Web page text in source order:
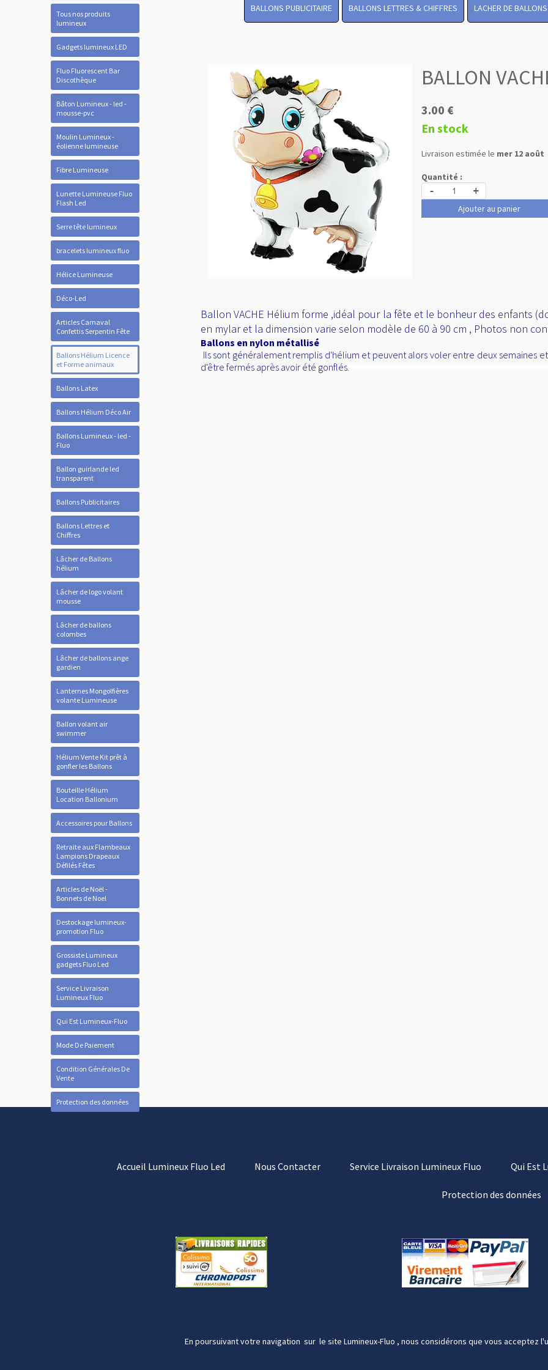
Tous nos produits
lumineux
Gadgets lumineux LED
Fluo Fluorescent Bar
Discothèque
Bâton Lumineux - led -
mousse-pvc
Moulin Lumineux -
éolienne lumineuse
Fibre Lumineuse
Lunette Lumineuse Fluo
Flash Led
Serre tête lumineux
bracelets lumineux fluo
Hélice Lumineuse
Déco-Led
Articles Carnaval
Confettis Serpentin Fête
Ballons Hélium Licence
et Forme animaux
Ballons Latex
Ballons Hélium Déco Air
Ballons Lumineux - led -
Fluo
Ballon guirlande led
transparent
Ballons Publicitaires
Ballons Lettres et
Chiffres
Lâcher de Ballons
hélium
Lâcher de logo volant
mousse
Lâcher de ballons
colombes
Lâcher de ballons ange
gardien
Lanternes Mongolfières
volante Lumineuse
Ballon volant air
swimmer
Hélium Vente Kit prêt à
gonfler les Ballons
Bouteille Hélium
Location Ballonium
Accessoires pour Ballons
Retraite aux Flambeaux
Lampions Drapeaux
Défilés Fêtes
Articles de Noël -
Bonnets de Noel
Destockage lumineux-
promotion Fluo
Grossiste Lumineux
gadgets Fluo Led
Service Livraison
Lumineux Fluo
Qui Est Lumineux-Fluo
Mode De Paiement
Condition Générales De
Vente
Protection des données
Accueil Lumineux Fluo Led Nous Contacter Service Livraison Lumineux Fluo Qui Est
Protection des données
En poursuivant votre navigation sur le site Lumineux-Fluo , nous considérons que vous acceptez
BALLONS PUBLICITAIRE BALLONS LETTRES & CHIFFRES LACHER DE BALLONS
BALLON
3.00 €
En stock
Livraison estimée le mer 12 août
Quantité :
- +
Ajouter au panier
Ballon VACHE Hélium forme ,idéal pour la fête et le bonheur des enfants
en mylar et la dimension varie selon modèle de 60 à 90 cm , Photos non
Ballons en nylon métallisé
Ils sont généralement remplis d'hélium et peuvent alors voler entre deux semaines
d'être fermés après avoir été gonflés.